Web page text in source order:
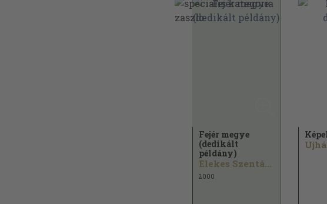
Fejér megye
(dedikált
példány)
Elekes Szentágotai Blanka
2000